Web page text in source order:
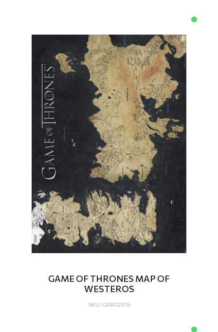
GAME OF THRONES MAP OF
WESTEROS
SKU: GPA72015